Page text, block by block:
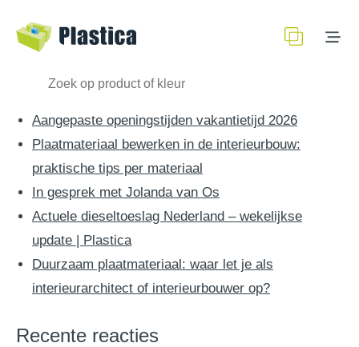
Recente berichten
Aangepaste openingstijden vakantietijd 2026
Plaatmateriaal bewerken in de interieurbouw:
praktische tips per materiaal
In gesprek met Jolanda van Os
Actuele dieseltoeslag Nederland – wekelijkse
update | Plastica
Duurzaam plaatmateriaal: waar let je als
interieurarchitect of interieurbouwer op?
Recente reacties